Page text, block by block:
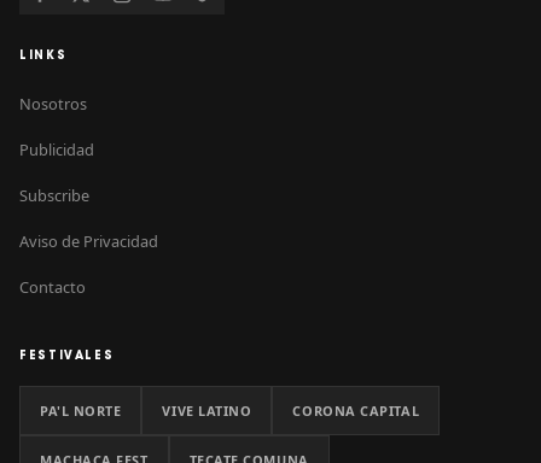
LINKS
Nosotros
Publicidad
Subscribe
Aviso de Privacidad
Contacto
FESTIVALES
PA'L NORTE VIVE LATINO CORONA CAPITAL